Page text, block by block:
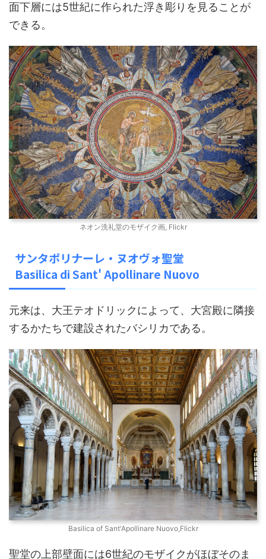
面下層には5世紀に作られた浮き彫りを見ることが
できる。
ネオン洗礼堂のモザイク画, Flickr
サンタポリナーレ・ヌオヴォ聖堂
Basilica di Sant' Apollinare Nuovo
元来は、大王テオドリックによって、大宮殿に隣接
するかたちで建設されたバシリカである。
Basilica of Sant'Apollinare Nuovo,Flickr
聖堂の上部壁面には6世紀のモザイクがほぼそのま